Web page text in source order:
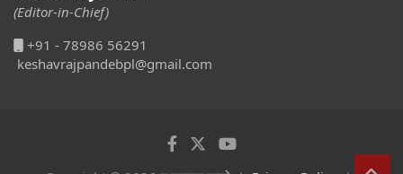
(Editor-in-Chief)
+91 - 78986 56291
keshavrajpandebpl@gmail.com